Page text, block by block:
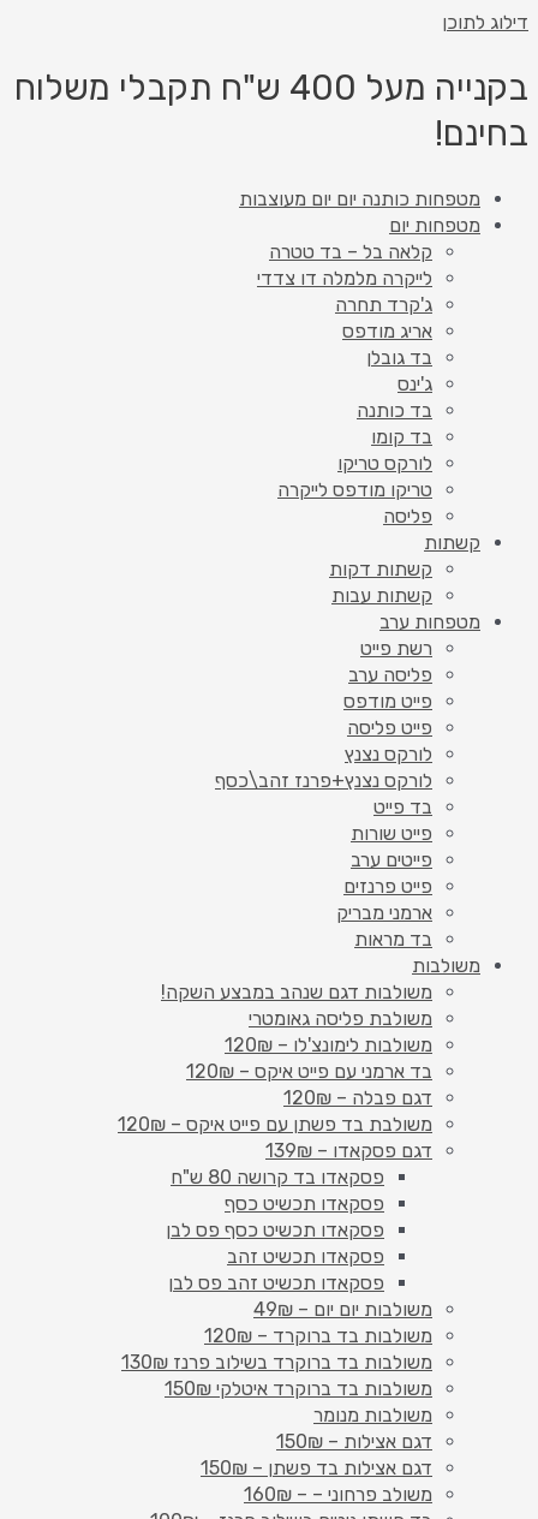
דילוג לתוכן
בקנייה מעל 400 ש"ח תקבלי משלוח
בחינם!
מטפחות כותנה יום יום מעוצבות
מטפחות יום
קלאה בל – בד טטרה
לייקרה מלמלה דו צדדי
ג'קרד תחרה
אריג מודפס
בד גובלן
ג'ינס
בד כותנה
בד קומו
לורקס טריקו
טריקו מודפס לייקרה
פליסה
קשתות
קשתות דקות
קשתות עבות
מטפחות ערב
רשת פייט
פליסה ערב
פייט מודפס
פייט פליסה
לורקס נצנץ
לורקס נצנץ+פרנז זהב\כסף
בד פייט
פייט שורות
פייטים ערב
פייט פרנזים
ארמני מבריק
בד מראות
משולבות
משולבות דגם שנהב במבצע השקה!
משולבת פליסה גאומטרי
משולבות לימונצ'לו – 120₪
בד ארמני עם פייט איקס – 120₪
דגם פבלה – 120₪
משולבת בד פשתן עם פייט איקס – 120₪
דגם פסקאדו – 139₪
פסקאדו בד קרושה 80 ש"ח
פסקאדו תכשיט כסף
פסקאדו תכשיט כסף פס לבן
פסקאדו תכשיט זהב
פסקאדו תכשיט זהב פס לבן
משולבות יום יום – 49₪
משולבות בד ברוקרד – 120₪
משולבות בד ברוקרד בשילוב פרנז 130₪
משולבות בד ברוקרד איטלקי 150₪
משולבות מנומר
דגם אצילות – 150₪
דגם אצילות בד פשתן – 150₪
משולב פרחוני – – 160₪